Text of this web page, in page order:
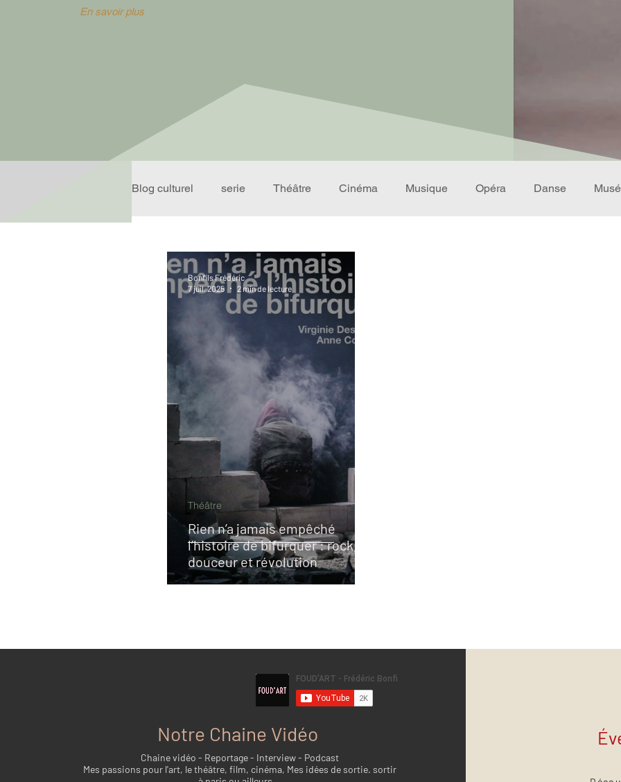
En savoir plus
Blog culturel serie Théâtre Cinéma Musique Opéra Danse
Performance Rire Récompense
Événement Validé par Romane. Spécial Famille
Offre spéciale Annuaire Théâtre - Musée
Rien n’a jamais empêché
l’histoire de bifurquer : rock,
douceur et révolution
Théâtre
Bonfils Frédéric
7 juil. 2025
2 min de lecture
Notre Chaine Vidéo
Chaine vidéo - Reportage - Interview - Podcast
Mes passions pour l'art, le théâtre, film, cinéma, Mes idées de sortie. sortir